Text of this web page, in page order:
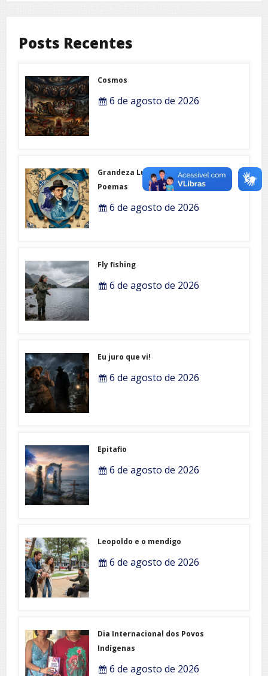
Posts Recentes
Cosmos
6 de agosto de 2026
Grandeza Lusófona e Expo-
Poemas
6 de agosto de 2026
Fly fishing
6 de agosto de 2026
Eu juro que vi!
6 de agosto de 2026
Epitafio
6 de agosto de 2026
Leopoldo e o mendigo
6 de agosto de 2026
Dia Internacional dos Povos
Indígenas
6 de agosto de 2026